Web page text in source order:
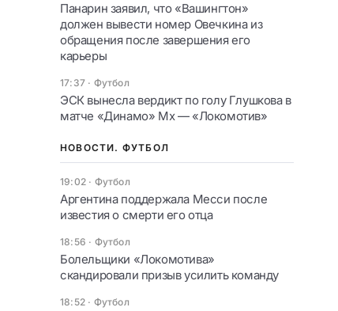
Панарин заявил, что «Вашингтон»
должен вывести номер Овечкина из
обращения после завершения его
карьеры
17:37 · Футбол
ЭСК вынесла вердикт по голу Глушкова в
матче «Динамо» Мх — «Локомотив»
НОВОСТИ. ФУТБОЛ
19:02 · Футбол
Аргентина поддержала Месси после
известия о смерти его отца
18:56 · Футбол
Болельщики «Локомотива»
скандировали призыв усилить команду
18:52 · Футбол